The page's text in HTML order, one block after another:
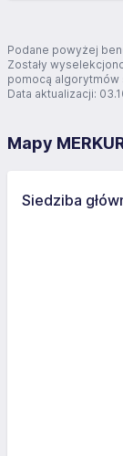
Podane powyżej
Zostały
pomocą algorytmów
Data aktualizacji:
Mapy
Siedziba